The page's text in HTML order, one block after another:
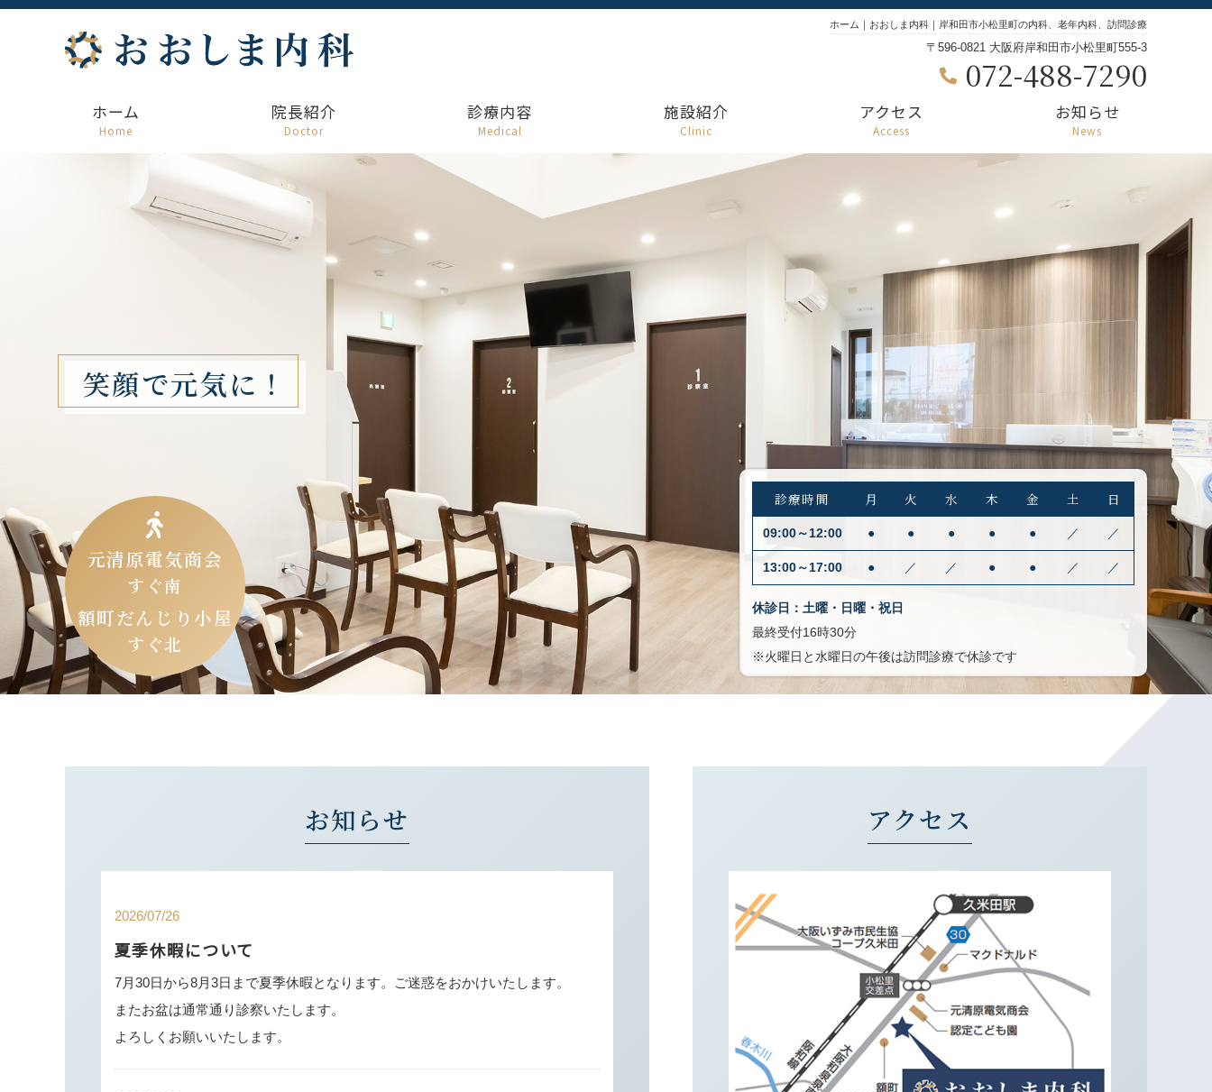
ホーム｜おおしま内科｜岸和田市小松里町の内科、老年内科、訪問診療
〒596-0821 大阪府岸和田市小松里町555-3
072-488-7290
ホーム
Home
院長紹介
Doctor
診療内容
Medical
施設紹介
Clinic
アクセス
Access
お知らせ
News
笑顔で元気に！
診療時間 月 火 水 木 金 土 日
09:00～12:00 ● ● ● ● ● ／ ／
13:00～17:00 ● ／ ／ ● ● ／ ／
休診日：土曜・日曜・祝日
最終受付16時30分
※火曜日と水曜日の午後は訪問診療で休診です
元清原電気商会
すぐ南
額町だんじり小屋
すぐ北
お知らせ
2026/07/26
夏季休暇について
7月30日から8月3日まで夏季休暇となります。ご迷惑をおかけいたします。
またお盆は通常通り診察いたします。
よろしくお願いいたします。
アクセス